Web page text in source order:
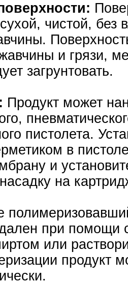
чистой, без
и грязи,
загрунтовать.
Продукт может
пистолета.
в
и
на
при помощи
или
продукт